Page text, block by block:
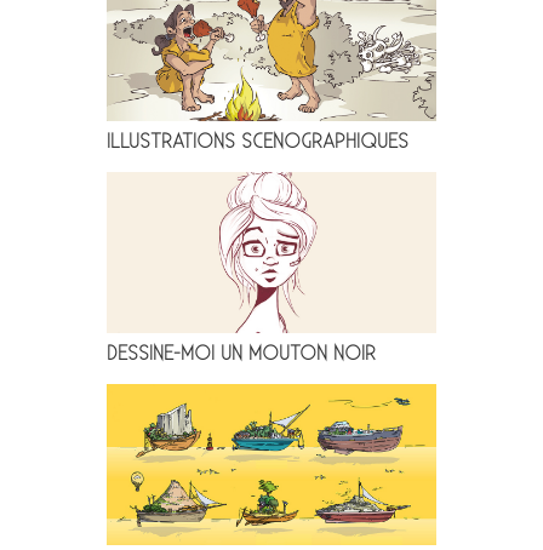
ILLUSTRATIONS SCENOGRAPHIQUES
DESSINE-MOI UN MOUTON NOIR